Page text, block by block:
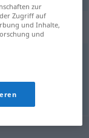
zur
Zugriff auf
und Inhalte,
und